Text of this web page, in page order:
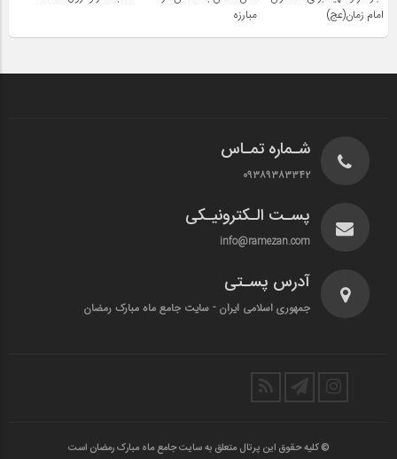
امام زمان(عج)
مبارزه
شـماره تمـاس
۰۹۳۸۹۳۸۳۳۴۲
پسـت الـکترونیـکی
info@ramezan.com
آدرس پسـتی
جمهوری اسلامی ایران - سایت جامع ماه مبارک رمضان
© کلیه حقوق این پرتال متعلق به سایت جامع ماه مبارک رمضان است